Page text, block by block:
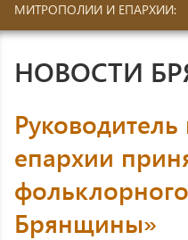
МИТРОПОЛИИ И ЕПАРХИИ:
НОВОСТИ
епархии
Брянщины»